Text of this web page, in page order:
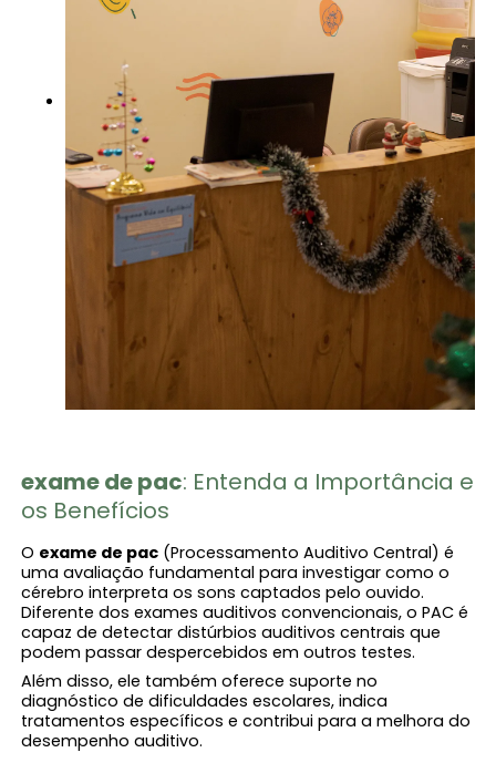
exame de pac: Entenda a Importância e
os Benefícios
O exame de pac (Processamento Auditivo Central) é
uma avaliação fundamental para investigar como o
cérebro interpreta os sons captados pelo ouvido.
Diferente dos exames auditivos convencionais, o PAC é
capaz de detectar distúrbios auditivos centrais que
podem passar despercebidos em outros testes.
Além disso, ele também oferece suporte no
diagnóstico de dificuldades escolares, indica
tratamentos específicos e contribui para a melhora do
desempenho auditivo.